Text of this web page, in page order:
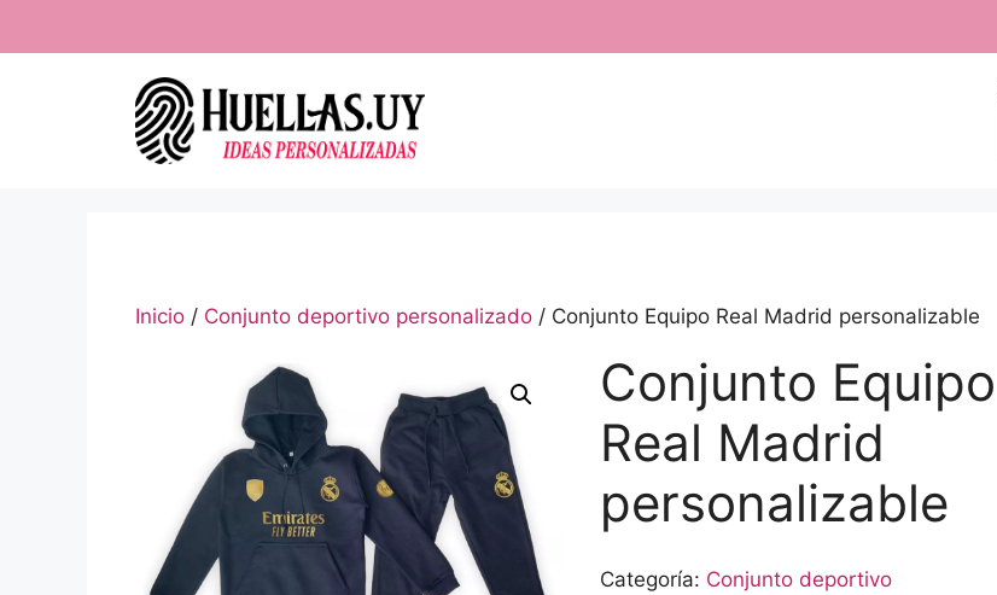
Inicio / Conjunto deportivo personalizado / Conjunto Equipo Real Madrid personalizable
Conjunto Equipo
Real Madrid
personalizable
Categoría: Conjunto deportivo